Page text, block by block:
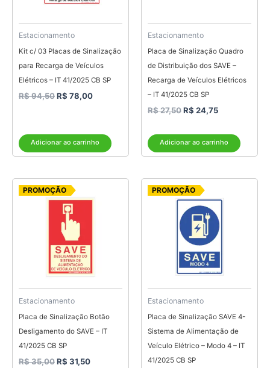
Estacionamento
Kit c/ 03 Placas de Sinalização
para Recarga de Veículos
Elétricos – IT 41/2025 CB SP
R$94,50R$ 78,00
Adicionar ao carrinho
Estacionamento
Placa de Sinalização Quadro
de Distribuição dos SAVE –
Recarga de Veículos Elétricos
– IT 41/2025 CB SP
R$27,50R$ 24,75
Adicionar ao carrinho
PROMOÇÃO
Estacionamento
Placa de Sinalização Botão
Desligamento do SAVE – IT
41/2025 CB SP
R$35,00
O
preço
original
era:
R$ 35,00.
R$ 31,50
atual
PROMOÇÃO
Estacionamento
Placa de Sinalização SAVE 4-
Sistema de Alimentação de
Veículo Elétrico – Modo 4 – IT
41/2025 CB SP
O
preço
original
era:
R$ 35,00.
atual
R$ 31,50.